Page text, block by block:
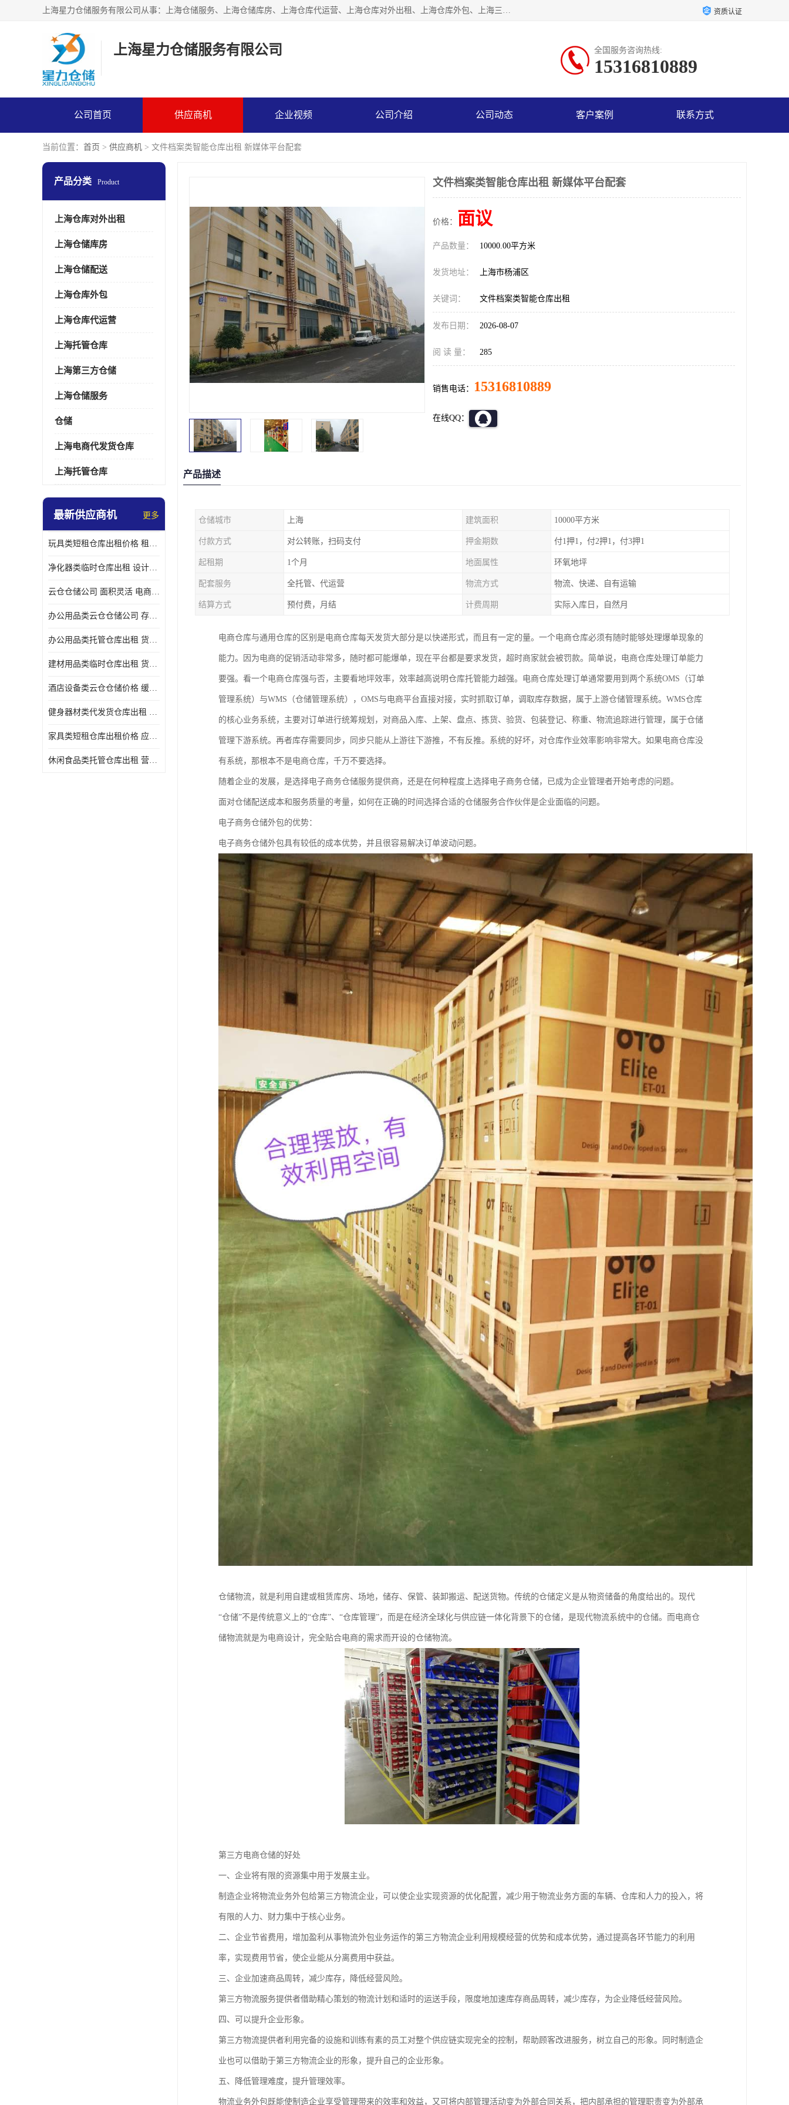
上海星力仓储服务有限公司从事：上海仓储服务、上海仓储库房、上海仓库代运营、上海仓库对外出租、上海仓库外包、上海三方仓储、上海电商仓储代发、上海电商代发货仓库、上海托管仓库、上海仓储配送。上海星力仓储服务有限公司现在拥有100个分仓、10万余平方的标准库房，精炼员工几百名，与几千家客户合作，公司已跻身上海仓储行业前列。欢迎来电咨询！ 资质认证
上海星力仓储服务有限公司 全国服务咨询热线:
15316810889
公司首页 供应商机 企业视频 公司介绍 公司动态 客户案例 联系方式
当前位置： 首页 > 供应商机 > 文件档案类智能仓库出租 新媒体平台配套
产品分类 Product
上海仓库对外出租
上海仓储库房
上海仓储配送
上海仓库外包
上海仓库代运营
上海托管仓库
上海第三方仓储
上海仓储服务
仓储
上海电商代发货仓库
上海托管仓库
最新供应商机 更多
玩具类短租仓库出租价格 租期灵活 智能电商配套
净化器类临时仓库出租 设计简单 电商仓储物流战略合作
云仓仓储公司 面积灵活 电商仓储物流战略合作
办公用品类云仓仓储公司 存货周转很快 电商仓储物流战略整合
办公用品类托管仓库出租 货物装卸方便 电商仓储物流战略合作
建材用品类临时仓库出租 货物装卸方便 仓储供应链配套
酒店设备类云仓仓储价格 缓解企业储存压力 智能电商配套
健身器材类代发货仓库出租 租期灵活 新媒体平台配套
家具类短租仓库出租价格 应用广泛 智能电商配套
休闲食品类托管仓库出租 营造良好环境氛围 垂直电商配套
文件档案类智能仓库出租 新媒体平台配套
价格： 面议
产品数量： 10000.00平方米
发货地址： 上海市杨浦区
关键词： 文件档案类智能仓库出租
发布日期： 2026-08-07
阅 读 量： 285
销售电话： 15316810889
在线QQ：
产品描述
仓储城市 上海 建筑面积 10000平方米
付款方式 对公转账，扫码支付 押金期数 付1押1，付2押1，付3押1
起租期 1个月 地面属性 环氧地坪
配套服务 全托管、代运营 物流方式 物流、快递、自有运输
结算方式 预付费，月结 计费周期 实际入库日，自然月
电商仓库与通用仓库的区别是电商仓库每天发货大部分是以快递形式，而且有一定的量。一个电商仓库必须有随时能够处理爆单现象的
能力。因为电商的促销活动非常多，随时都可能爆单，现在平台都是要求发货，超时商家就会被罚款。简单说，电商仓库处理订单能力
要强。看一个电商仓库强与否，主要看地坪效率，效率越高说明仓库托管能力越强。电商仓库处理订单通常要用到两个系统OMS（订单
管理系统）与WMS（仓储管理系统），OMS与电商平台直接对接，实时抓取订单，调取库存数据，属于上游仓储管理系统。WMS仓库
的核心业务系统，主要对订单进行统筹规划，对商品入库、上架、盘点、拣货、验货、包装登记、称重、物流追踪进行管理，属于仓储
管理下游系统。再者库存需要同步，同步只能从上游往下游推，不有反推。系统的好坏，对仓库作业效率影响非常大。如果电商仓库没
有系统，那根本不是电商仓库，千万不要选择。
随着企业的发展，是选择电子商务仓储服务提供商，还是在何种程度上选择电子商务仓储，已成为企业管理者开始考虑的问题。
面对仓储配送成本和服务质量的考量，如何在正确的时间选择合适的仓储服务合作伙伴是企业面临的问题。
电子商务仓储外包的优势：
电子商务仓储外包具有较低的成本优势，并且很容易解决订单波动问题。
仓储物流，就是利用自建或租赁库房、场地，储存、保管、装卸搬运、配送货物。传统的仓储定义是从物资储备的角度给出的。现代
“仓储”不是传统意义上的“仓库”、“仓库管理”，而是在经济全球化与供应链一体化背景下的仓储，是现代物流系统中的仓储。而电商仓
储物流就是为电商设计，完全贴合电商的需求而开设的仓储物流。
第三方电商仓储的好处
一、企业将有限的资源集中用于发展主业。
制造企业将物流业务外包给第三方物流企业，可以使企业实现资源的优化配置，减少用于物流业务方面的车辆、仓库和人力的投入，将
有限的人力、财力集中于核心业务。
二、企业节省费用，增加盈利从事物流外包业务运作的第三方物流企业利用规模经营的优势和成本优势，通过提高各环节能力的利用
率，实现费用节省，使企业能从分离费用中获益。
三、企业加速商品周转，减少库存，降低经营风险。
第三方物流服务提供者借助精心策划的物流计划和适时的运送手段，限度地加速库存商品周转，减少库存，为企业降低经营风险。
四、可以提升企业形象。
第三方物流提供者利用完备的设施和训练有素的员工对整个供应链实现完全的控制，帮助顾客改进服务，树立自己的形象。同时制造企
业也可以借助于第三方物流企业的形象，提升自己的企业形象。
五、降低管理难度，提升管理效率。
物流业务外包既能使制造企业享受管理带来的效率和效益，又可将内部管理活动变为外部合同关系，把内部承担的管理职责变为外部承